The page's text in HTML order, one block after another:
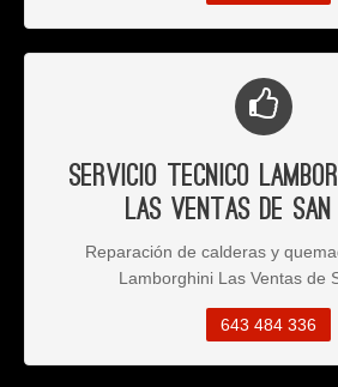
Servicio Tecnico
Las Ventas de
Reparación de calderas y
Lamborghini Las Ventas de
643 484 336